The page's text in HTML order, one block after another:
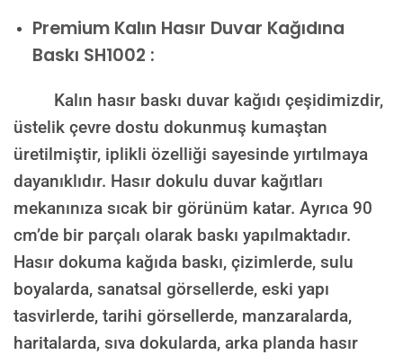
Premium Kalın Hasır Duvar Kağıdına
Baskı SH1002 :
Kalın hasır baskı duvar kağıdı çeşidimizdir,
üstelik çevre dostu dokunmuş kumaştan
üretilmiştir, iplikli özelliği sayesinde yırtılmaya
dayanıklıdır. Hasır dokulu duvar kağıtları
mekanınıza sıcak bir görünüm katar. Ayrıca 90
cm’de bir parçalı olarak baskı yapılmaktadır.
Hasır dokuma kağıda baskı, çizimlerde, sulu
boyalarda, sanatsal görsellerde, eski yapı
tasvirlerde, tarihi görsellerde, manzaralarda,
haritalarda, sıva dokularda, arka planda hasır